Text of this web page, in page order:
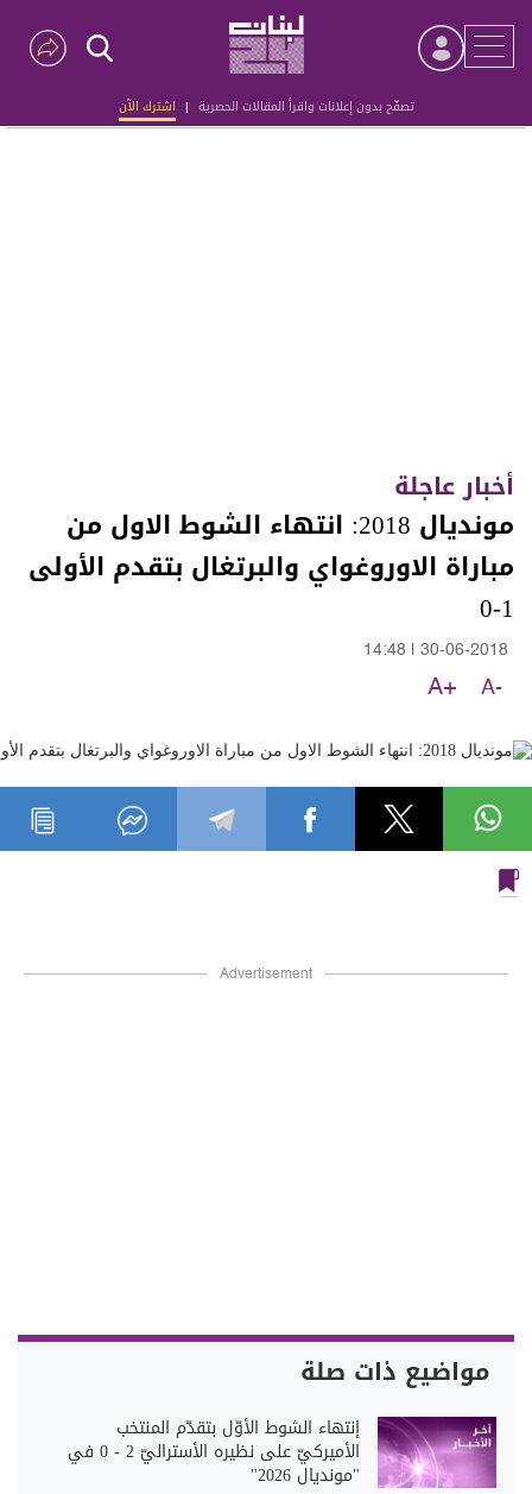
تصفّح بدون إعلانات واقرأ المقالات الحصرية | اشترك الآن
Advertisement
أخبار عاجلة
مونديال 2018: انتهاء الشوط الاول من
مباراة الاوروغواي والبرتغال بتقدم الأولى
1-0
30-06-2018
14:48
A-
A+
Advertisement
مواضيع ذات صلة
إنتهاء الشوط الأوّل بتقدّم المنتخب
الأميركيّ على نظيره الأستراليّ 2 - 0 في
"مونديال 2026"